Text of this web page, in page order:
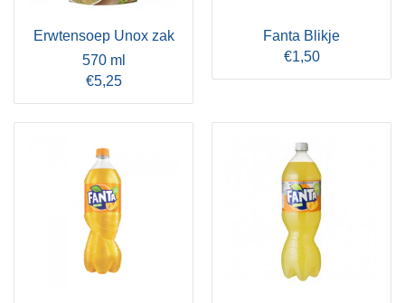
Erwtensoep Unox zak
570 ml
€5,25
Fanta Blikje
€1,50